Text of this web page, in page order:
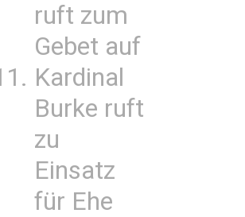
ruft zum
Gebet auf
Kardinal
Burke ruft
zu
Einsatz
für Ehe